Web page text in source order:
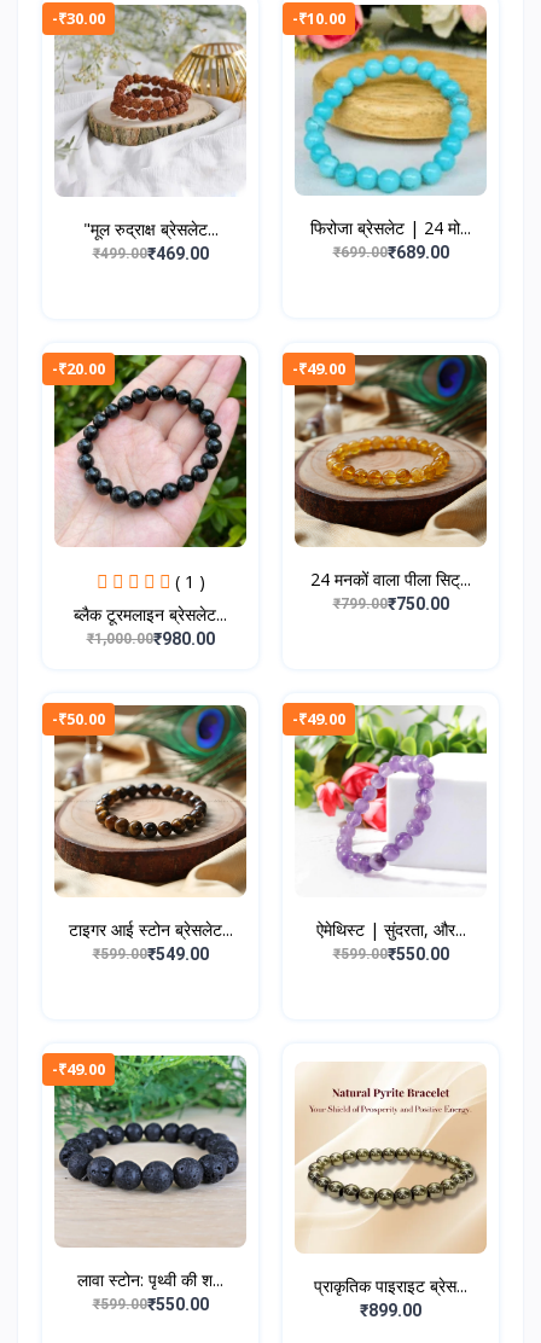
-₹30.00
"मूल रुद्राक्ष ब्रेसलेट...
₹499.00₹469.00
-₹10.00
फिरोजा ब्रेसलेट | 24 मो...
₹699.00₹689.00
-₹20.00
( 1 )
ब्लैक टूरमलाइन ब्रेसलेट...
₹1,000.00₹980.00
-₹49.00
24 मनकों वाला पीला सिट्...
₹799.00₹750.00
-₹50.00
टाइगर आई स्टोन ब्रेसलेट...
₹599.00₹549.00
-₹49.00
ऐमेथिस्ट | सुंदरता, और...
₹599.00₹550.00
-₹49.00
लावा स्टोन: पृथ्वी की श...
₹599.00₹550.00
प्राकृतिक पाइराइट ब्रेस...
₹899.00